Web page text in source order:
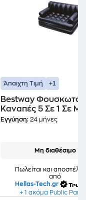
Άπαιχτη Τιμή +1
Bestway Φουσκωτός
Καναπές 5 Σε 1 Σε
Χρώμα, 188x152x64
Εγγύηση: 24 μήνες
Μη διαθέσιμο
Πωλείται και
από
Hellas-Tech.gr
+ 1 ακόμα Public